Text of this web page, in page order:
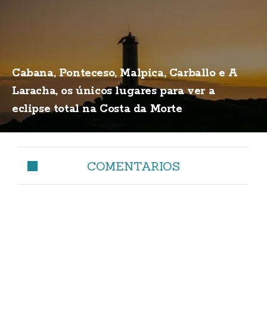
Cabana, Ponteceso, Malpica, Carballo e A
Laracha, os únicos lugares para ver a
eclipse total na Costa da Morte
COMENTARIOS